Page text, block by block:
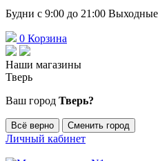
Будни с 9:00 до 21:00
0 Корзина
Наши магазины
Тверь
Ваш город Тверь?
Всё верно Сменить город
Личный кабинет